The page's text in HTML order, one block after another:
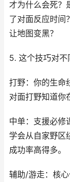
才为什么会死？
了对面反应时间
让地图变黑？
5. 这个技巧对
打野：你的生命
对面打野知道你
中单：支援必修
学会从自家野区
成功率高得多。
辅助/游走：核